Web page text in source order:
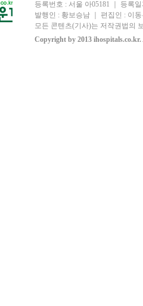
등록번호 : 서울 아05181 ｜ 등록
발행인 : 황보승남 ｜ 편집인 : 이
모든 콘텐츠(기사)는 저작권법의
Copyright by 2013 ihospitals.co.kr.